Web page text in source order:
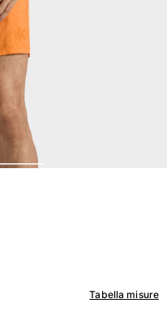
Tabella misure